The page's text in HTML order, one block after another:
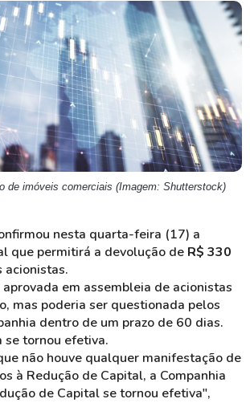
de imóveis comerciais (Imagem: Shutterstock)
nesta quarta-feira (17) a
que permitirá a devolução de R$ 330
acionistas.
em assembleia de acionistas
mas poderia ser questionada pelos
dentro de um prazo de 60 dias.
se tornou efetiva.
não houve qualquer manifestação de
à Redução de Capital, a Companhia
de Capital se tornou efetiva",